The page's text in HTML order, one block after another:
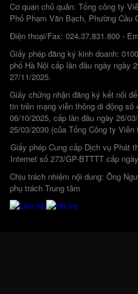
Cơ quan chủ quản: Tổng công ty
Phố Phạm Văn Bạch, Phường Cầu
Điện thoại/Fax: 024.37.831.800 -
Giấy phép đăng ký kinh doanh:
phố Hà Nội cấp lần đầu ngày ngày
27/11/2025.
Giấy chứng nhận đăng ký kết nối
tin trên mạng viễn thông di động số
06/10/2025, cấp lần đầu ngày 26/
25/03/2030 (của Tổng Công ty Viễn
Giấy phép Cung cấp Dịch vụ Phát
Internet số 273/GP-BTTTT cấp
Chịu trách nhiệm nội dung: Ông
phụ trách Trung tâm